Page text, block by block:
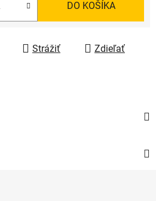
DO KOŠÍKA
Strážiť Zdieľať